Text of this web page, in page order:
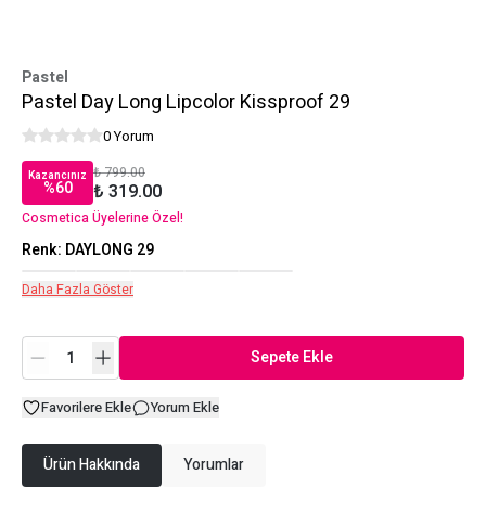
Pastel
Pastel Day Long Lipcolor Kissproof 29
0 Yorum
Kazancınız
%60
₺ 799.00
₺ 319.00
Cosmetica Üyelerine Özel!
Renk: DAYLONG 29
Daha Fazla Göster
Sepete Ekle
Favorilere Ekle Yorum Ekle
Ürün Hakkında Yorumlar